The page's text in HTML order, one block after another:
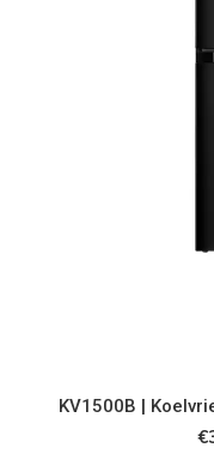
KV1500B |